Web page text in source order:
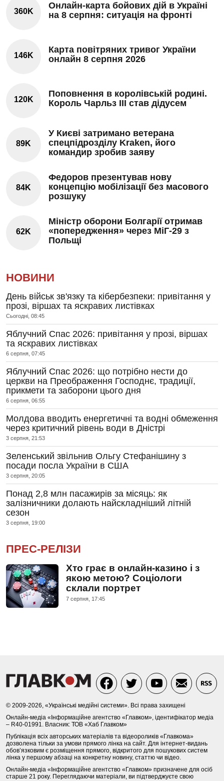
360K
Онлайн-карта бойових дій в Україні
на 8 серпня: ситуація на фронті
146K
Карта повітряних тривог України
онлайн 8 серпня 2026
120K
Поповнення в королівській родині.
Король Чарльз III став дідусем
89K
У Києві затримано ветерана
спецпідрозділу Kraken, його
командир зробив заяву
84K
Федоров презентував нову
концепцію мобілізації без масового
розшуку
62K
Міністр оборони Болгарії отримав
«попередження» через МіГ-29 з
Польщі
НОВИНИ
День військ зв'язку та кібербезпеки: привітання у
прозі, віршах та яскравих листівках
Сьогодні, 08:45
Яблучний Спас 2026: привітання у прозі, віршах
та яскравих листівках
6 серпня, 07:45
Яблучний Спас 2026: що потрібно нести до
церкви на Преображення Господнє, традиції,
прикмети та заборони цього дня
6 серпня, 06:55
Молдова вводить енергетичні та водні обмеження
через критичний рівень води в Дністрі
3 серпня, 21:53
Зеленський звільнив Ольгу Стефанішину з
посади посла України в США
3 серпня, 20:05
Понад 2,8 млн пасажирів за місяць: як
залізничники долають найскладніший літній
сезон
3 серпня, 19:00
ПРЕС-РЕЛІЗИ
Хто грає в онлайн-казино і з
якою метою? Соціологи
склали портрет
7 серпня, 17:45
© 2009-2026, «Українські медійні системи». Всі права захищені
Онлайн-медіа «Інформаційне агентство «Главком», ідентифікатор медіа
– R40-01991. Власник: ТОВ «Хаб Главком»
Публікація всіх авторських матеріалів та відеороликів «Главкома»
дозволена тільки за умови прямого лінка на сайт. Для інтернет-видань
обов’язковим є розміщення прямого, відкритого для пошукових систем
лінка у першому абзаці на конкретну новину, статтю чи відео.
Онлайн-медіа «Інформаційне агентство «Главком» призначене для осіб
старше 21 року. Переглядаючи матеріали, ви підтверджуєте свою